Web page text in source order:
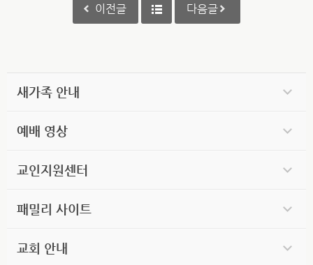
이전글 다음글
새가족 안내
예배 영상
교인지원센터
패밀리 사이트
교회 안내